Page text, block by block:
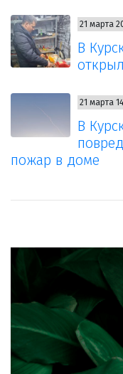
21 марта
В
21 марта
В
пожар в доме